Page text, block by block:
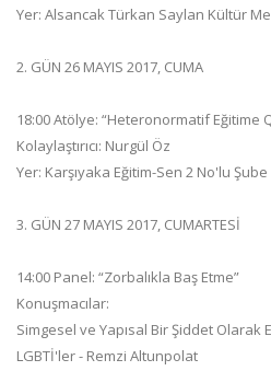
Yer: Alsancak Türkan Saylan Kültür
2. GÜN 26 MAYIS 2017, CUMA
18:00 Atölye: “Heteronormatif Eğitime
Kolaylaştırıcı: Nurgül Öz
Yer: Karşıyaka Eğitim-Sen 2 No'lu Şube
3. GÜN 27 MAYIS 2017, CUMARTESİ
14:00 Panel: “Zorbalıkla Baş Etme”
Konuşmacılar:
Simgesel ve Yapısal Bir Şiddet Olarak
LGBTİ'ler - Remzi Altunpolat